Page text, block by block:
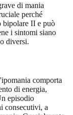
di mania
perché
bipolare II e può
i sintomi siano
diversi.
comporta
di energia,
episodio
consecutivi, a